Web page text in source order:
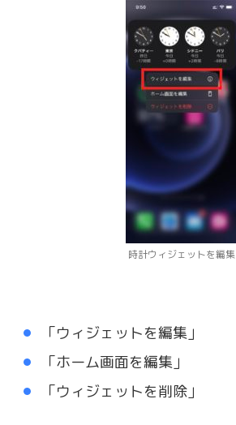
時計ウィジェットを編集
「ウィジェットを編集」
「ホーム画面を編集」
「ウィジェットを削除」